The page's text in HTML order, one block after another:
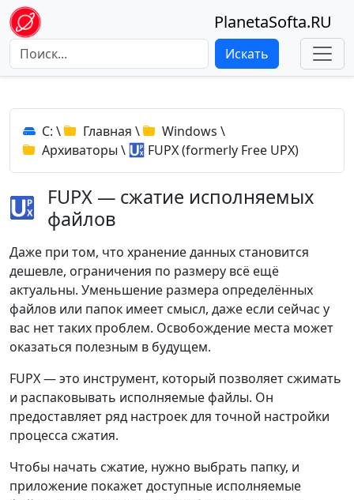
PlanetaSofta.RU
Искать
C: \ Главная \ Windows \
Архиваторы \ FUPX (formerly Free UPX)
FUPX — сжатие исполняемых
файлов
Даже при том, что хранение данных становится
дешевле, ограничения по размеру всё ещё
актуальны. Уменьшение размера определённых
файлов или папок имеет смысл, даже если сейчас у
вас нет таких проблем. Освобождение места может
оказаться полезным в будущем.
FUPX — это инструмент, который позволяет сжимать
и распаковывать исполняемые файлы. Он
предоставляет ряд настроек для точной настройки
процесса сжатия.
Чтобы начать сжатие, нужно выбрать папку, и
приложение покажет доступные исполняемые